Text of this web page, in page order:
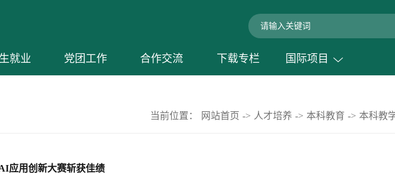
就业 党团工作 合作交流 下载专栏 国际项目
当前位置： 网站首页 -> 人才培养 -> 本科教育 -> 本科教
应用创新大赛斩获佳绩